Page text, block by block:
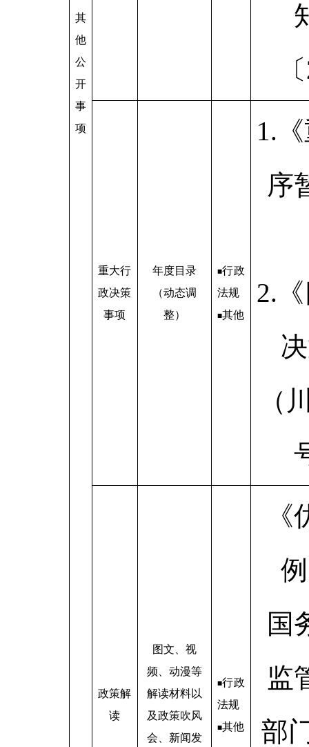
其
他
公
开
事
项
重大行
政决策
事项
年度目录
（动态调
整）
■行政
法规
■其他
1.
序
2.
（
政策解
读
图文、视
频、动漫等
解读材料以
及政策吹风
会、新闻发
■行政
法规
■其他
国
监
部